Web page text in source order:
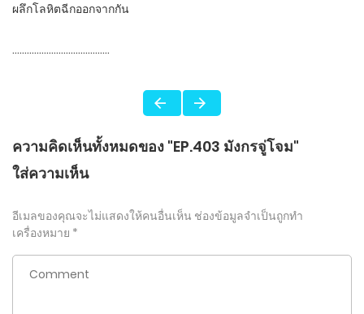
ผลึกโลหิตฉีกออกจากกัน
………………………………….
ความคิดเห็นทั้งหมดของ "EP.403 มังกรจู่โจม"
ใส่ความเห็น
อีเมลของคุณจะไม่แสดงให้คนอื่นเห็น ช่องข้อมูลจำเป็นถูกทำ
เครื่องหมาย *